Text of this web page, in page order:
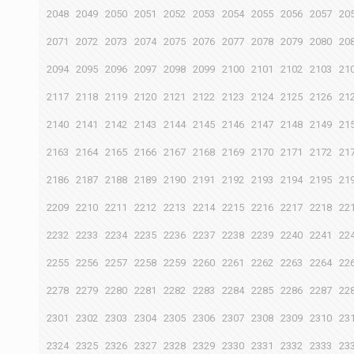
2048 2049 2050 2051 2052 2053 2054 2055 2056 2057
2071 2072 2073 2074 2075 2076 2077 2078 2079 2080
2094 2095 2096 2097 2098 2099 2100 2101 2102 2103
2117 2118 2119 2120 2121 2122 2123 2124 2125 2126
2140 2141 2142 2143 2144 2145 2146 2147 2148 2149
2163 2164 2165 2166 2167 2168 2169 2170 2171 2172
2186 2187 2188 2189 2190 2191 2192 2193 2194 2195
2209 2210 2211 2212 2213 2214 2215 2216 2217 2218
2232 2233 2234 2235 2236 2237 2238 2239 2240 2241
2255 2256 2257 2258 2259 2260 2261 2262 2263 2264
2278 2279 2280 2281 2282 2283 2284 2285 2286 2287
2301 2302 2303 2304 2305 2306 2307 2308 2309 2310
2324 2325 2326 2327 2328 2329 2330 2331 2332 2333